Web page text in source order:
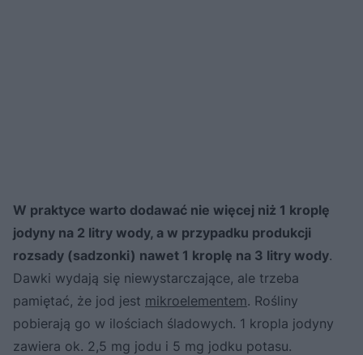
W praktyce warto dodawać nie więcej niż 1 kroplę
jodyny na 2 litry wody, a w przypadku produkcji
rozsady (sadzonki) nawet 1 kroplę na 3 litry wody.
Dawki wydają się niewystarczające, ale trzeba
pamiętać, że jod jest mikroelementem. Rośliny
pobierają go w ilościach śladowych. 1 kropla jodyny
zawiera ok. 2,5 mg jodu i 5 mg jodku potasu.